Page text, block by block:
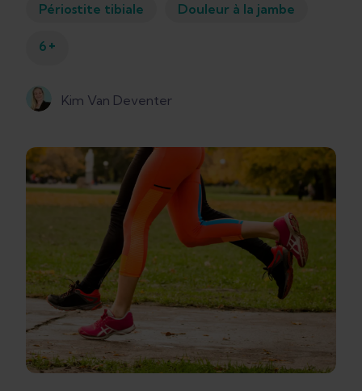
Périostite tibiale Douleur à la jambe
6 +
Kim Van Deventer